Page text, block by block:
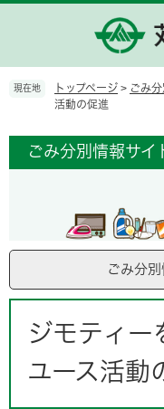
の
ー
現在地 トップページ > ごみ
活動の促進
ごみ分別情報サイ
ごみ分
ジモティー
ユース活動